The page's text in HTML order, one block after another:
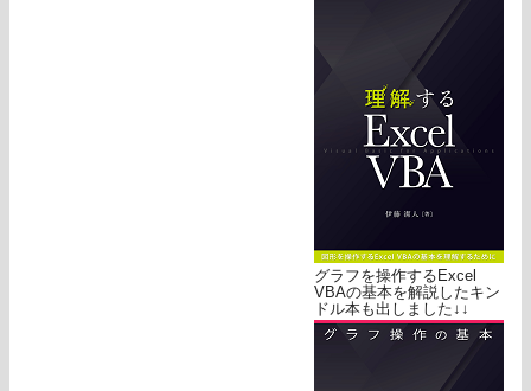
グラフを操作するExcel
VBAの基本を解説したキン
ドル本も出しました↓↓